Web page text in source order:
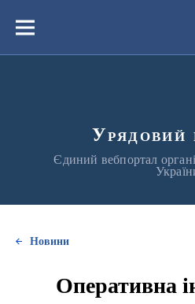
вмістуМеню
Урядовий
Єдиний вебпортал
Новини
Оперативна